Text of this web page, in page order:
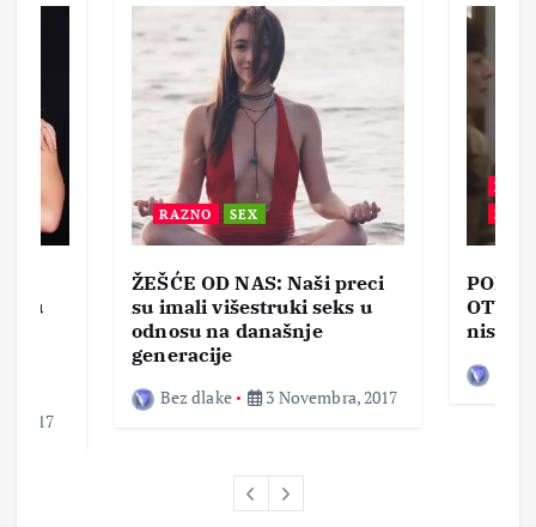
u
2017
RAZNO SEX
ŽEŠĆE OD NAS: Naši preci
su imali višestruki seks u
odnosu na današnje
generacije
Bez dlake 3 Novembra, 2017
BEZ
nisam